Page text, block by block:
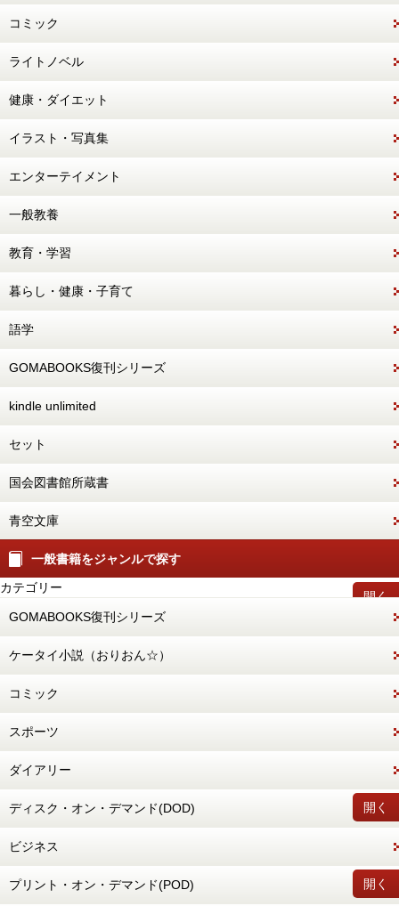
コミック
ライトノベル
健康・ダイエット
イラスト・写真集
エンターテイメント
一般教養
教育・学習
暮らし・健康・子育て
語学
GOMABOOKS復刊シリーズ
kindle unlimited
セット
国会図書館所蔵書
青空文庫
一般書籍をジャンルで探す
開く
カテゴリー
GOMABOOKS復刊シリーズ
ケータイ小説（おりおん☆）
コミック
スポーツ
ダイアリー
開く
ディスク・オン・デマンド(DOD)
ビジネス
開く
プリント・オン・デマンド(POD)